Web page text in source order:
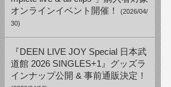
オンラインイベント開催！
(2026/04/
30)
『DEEN LIVE JOY Special 日本武
道館 2026 SINGLES+1』グッズラ
インナップ公開 & 事前通販決定！